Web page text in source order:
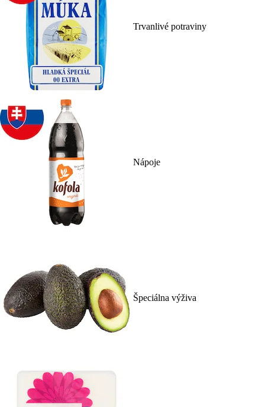
Trvanlivé potraviny
Nápoje
Špeciálna výživa